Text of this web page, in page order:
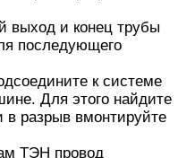
выход и конец трубы
последующего
к системе
Для этого найдите
в разрыв вмонтируйте
ТЭН провод